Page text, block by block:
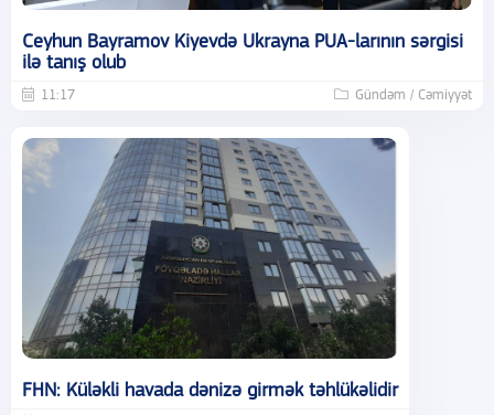
Ceyhun Bayramov Kiyevdə Ukrayna PUA-larının sərgisi
ilə tanış olub
11:17 Gündəm / Cəmiyyət
FHN: Küləkli havada dənizə girmək təhlükəlidir